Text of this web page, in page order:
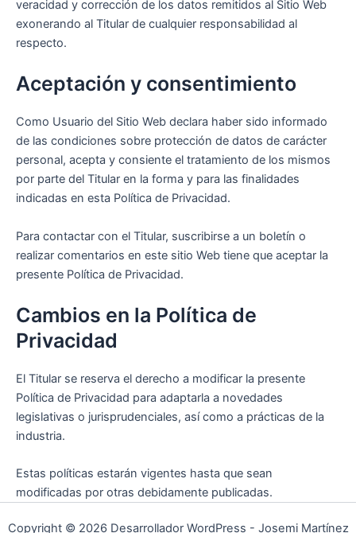
veracidad y corrección de los datos remitidos al Sitio Web
exonerando al Titular de cualquier responsabilidad al
respecto.
Aceptación y consentimiento
Como Usuario del Sitio Web declara haber sido informado
de las condiciones sobre protección de datos de carácter
personal, acepta y consiente el tratamiento de los mismos
por parte del Titular en la forma y para las finalidades
indicadas en esta Política de Privacidad.
Para contactar con el Titular, suscribirse a un boletín o
realizar comentarios en este sitio Web tiene que aceptar la
presente Política de Privacidad.
Cambios en la Política de
Privacidad
El Titular se reserva el derecho a modificar la presente
Política de Privacidad para adaptarla a novedades
legislativas o jurisprudenciales, así como a prácticas de la
industria.
Estas políticas estarán vigentes hasta que sean
modificadas por otras debidamente publicadas.
Copyright © 2026 Desarrollador WordPress - Josemi Martínez